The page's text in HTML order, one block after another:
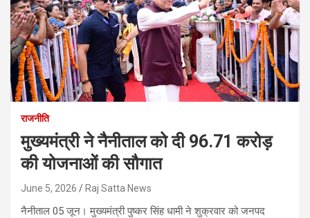
राजनीति
मुख्यमंत्री ने नैनीताल को दी 96.71 करोड़
की योजनाओं की सौगात
June 5, 2026 Raj Satta News
नैनीताल 05 जून। मुख्यमंत्री पुष्कर सिंह धामी ने शुक्रवार को जनपद